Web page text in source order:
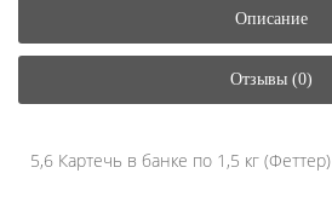
Описание
Отзывы (0)
5,6 Картечь в банке по 1,5 кг (Феттер)